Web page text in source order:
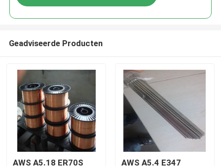
Geadviseerde Producten
AWS A5.18 ER70S
AWS A5.4 E347